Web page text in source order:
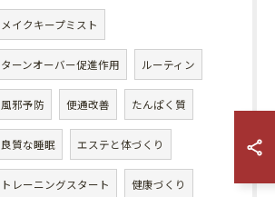
メイクキープミスト
ターンオーバー促進作用 ルーティン
風邪予防 便通改善 たんぱく質
良質な睡眠 エステと体づくり
トレーニングスタート 健康づくり